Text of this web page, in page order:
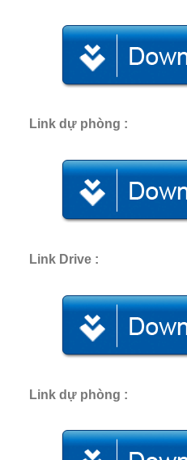
Link dự phòng :
Link Drive :
Link dự phòng :